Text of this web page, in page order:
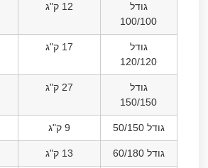
גודל
100/100
12 ק"ג
גודל
120/120
17 ק"ג
גודל
150/150
27 ק"ג
גודל 50/150 9 ק"ג
גודל 60/180 13 ק"ג